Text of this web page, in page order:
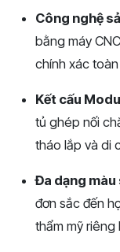
Công nghệ
bằng máy
chính xác
Kết cấu
tủ ghép nối
tháo lắp và di
Đa dạng màu
đơn sắc đến
thẩm mỹ riêng